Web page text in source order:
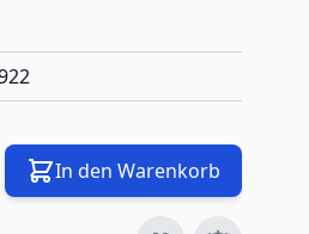
In den Warenkorb